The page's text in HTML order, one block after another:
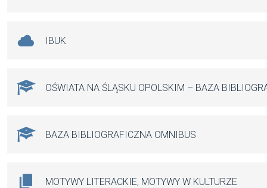
IBUK
OŚWIATA NA ŚLĄSKU OPOLSKIM – BAZA
BAZA BIBLIOGRAFICZNA OMNIBUS
MOTYWY LITERACKIE, MOTYWY W KULTURZE